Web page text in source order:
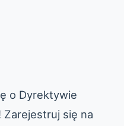
o Dyrektywie
się na